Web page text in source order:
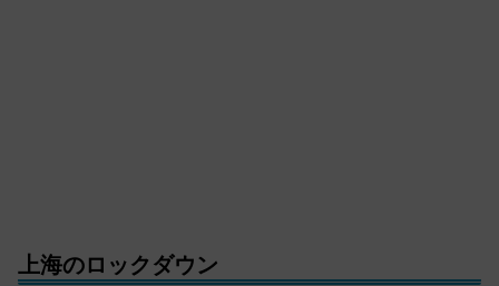
上海のロックダウン